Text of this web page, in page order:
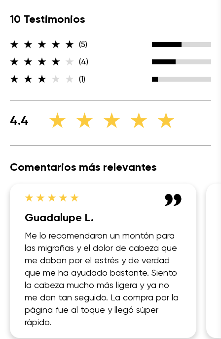
10 Testimonios
(5)
(4)
(1)
4.4
Comentarios más relevantes
Guadalupe L.
Me lo recomendaron un montón para
las migrañas y el dolor de cabeza que
me daban por el estrés y de verdad
que me ha ayudado bastante. Siento
la cabeza mucho más ligera y ya no
me dan tan seguido. La compra por la
página fue al toque y llegó súper
rápido.